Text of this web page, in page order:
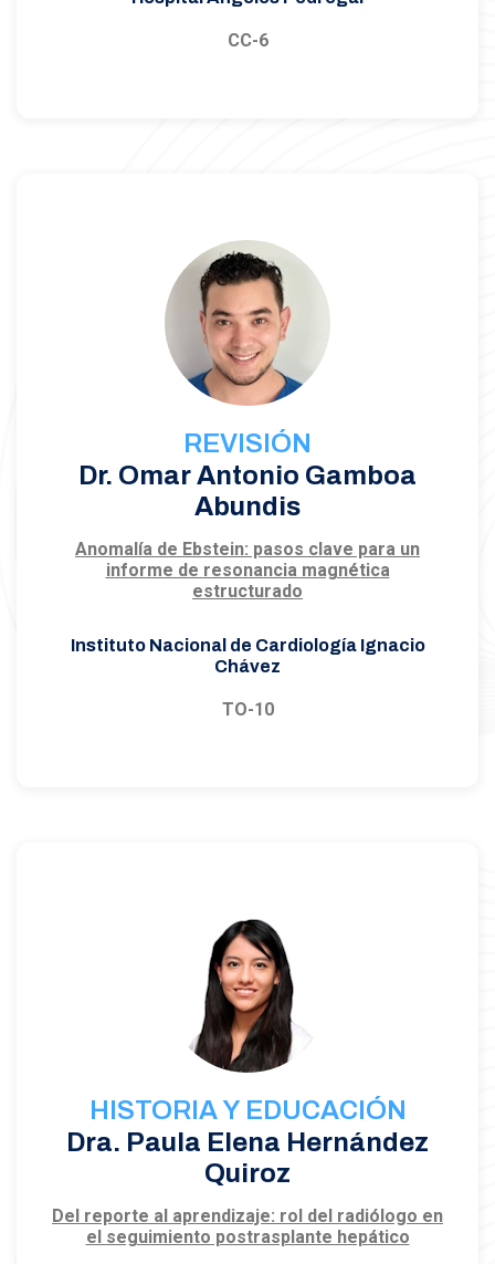
CC-6
REVISIÓN
Dr. Omar Antonio Gamboa
Abundis
Anomalía de Ebstein: pasos clave para un
informe de resonancia magnética
estructurado
Instituto Nacional de Cardiología Ignacio
Chávez
TO-10
HISTORIA Y EDUCACIÓN
Dra. Paula Elena Hernández
Quiroz
Del reporte al aprendizaje: rol del radiólogo en
el seguimiento postrasplante hepático